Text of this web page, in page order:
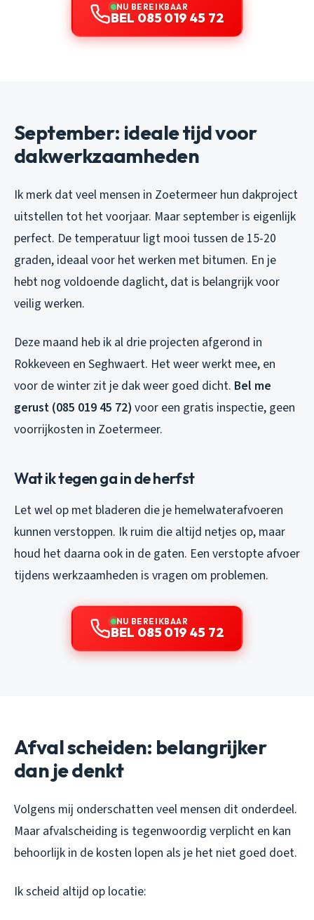
NU BEREIKBAAR
BEL 085 019 45 72
September: ideale tijd voor
dakwerkzaamheden
Ik merk dat veel mensen in Zoetermeer hun dakproject
uitstellen tot het voorjaar. Maar september is eigenlijk
perfect. De temperatuur ligt mooi tussen de 15-20
graden, ideaal voor het werken met bitumen. En je
hebt nog voldoende daglicht, dat is belangrijk voor
veilig werken.
Deze maand heb ik al drie projecten afgerond in
Rokkeveen en Seghwaert. Het weer werkt mee, en
voor de winter zit je dak weer goed dicht. Bel me
gerust (085 019 45 72) voor een gratis inspectie, geen
voorrijkosten in Zoetermeer.
Wat ik tegen ga in de herfst
Let wel op met bladeren die je hemelwaterafvoeren
kunnen verstoppen. Ik ruim die altijd netjes op, maar
houd het daarna ook in de gaten. Een verstopte afvoer
tijdens werkzaamheden is vragen om problemen.
NU BEREIKBAAR
BEL 085 019 45 72
Afval scheiden: belangrijker
dan je denkt
Volgens mij onderschatten veel mensen dit onderdeel.
Maar afvalscheiding is tegenwoordig verplicht en kan
behoorlijk in de kosten lopen als je het niet goed doet.
Ik scheid altijd op locatie: